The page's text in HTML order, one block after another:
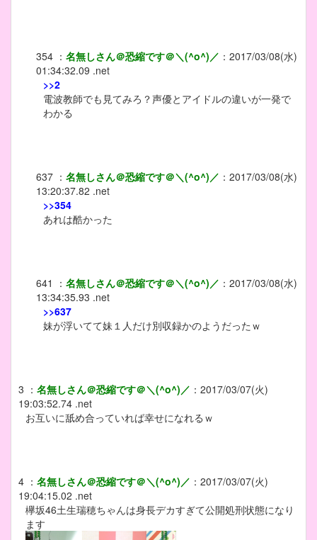
354 ： 名無しさん＠恐縮です＠＼(^o^)／ ： 2017/03/08(水)
01:34:32.09 .net
>>2
電波教師でも見てみろ？声優とアイドルの違いが一発で
わかる
637 ： 名無しさん＠恐縮です＠＼(^o^)／ ： 2017/03/08(水)
13:20:37.82 .net
>>354
あれは酷かった
641 ： 名無しさん＠恐縮です＠＼(^o^)／ ： 2017/03/08(水)
13:34:35.93 .net
>>637
妹が浮いてて妹１人だけ別収録かのようだったｗ
3 ： 名無しさん＠恐縮です＠＼(^o^)／ ： 2017/03/07(火)
19:03:52.74 .net
お互いに舐め合っていれば幸せになれるｗ
4 ： 名無しさん＠恐縮です＠＼(^o^)／ ： 2017/03/07(火)
19:04:15.02 .net
欅坂46土生瑞穂ちゃんは身長デカすぎて公開処刑状態になり
ます